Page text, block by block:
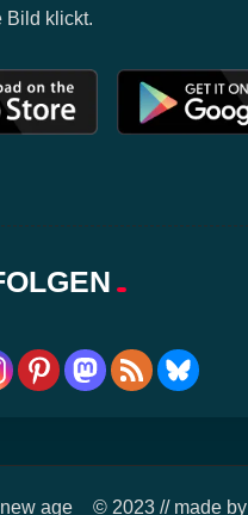
Bild klickt.
age _ © 2023 // made by